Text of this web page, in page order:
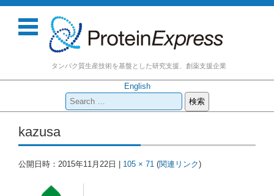
タンパク質生産技術を基盤とした研究支援、創薬支援企業
English
検
索:
コンテンツに移動
kazusa
公開日時： 2015年11月22日 105 × 71 (関連リンク)